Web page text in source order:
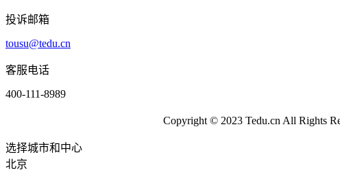
投诉邮箱
tousu@tedu.cn
客服电话
400-111-8989
Copyright © 2023 Tedu.cn All Rights
选择城市和中心
北京